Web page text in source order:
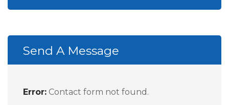
Send A Message
Error: Contact form not found.